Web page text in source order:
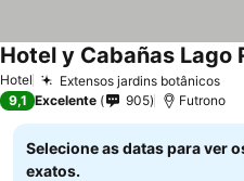
Hotel Extensos jardins botânicos
Hotel y Cabañas Lago
9,1 Excelente 905 Futrono
Selecione as datas para ver
exatos.